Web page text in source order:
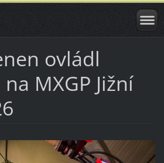
ovládl
MXGP Jižní